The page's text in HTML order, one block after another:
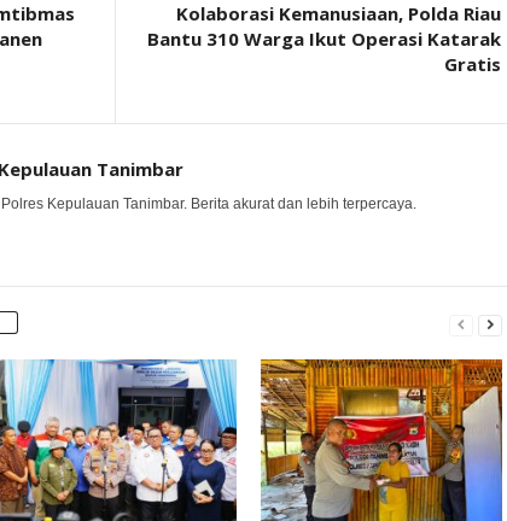
Kolaborasi Kemanusiaan, Polda Riau
Bantu 310 Warga Ikut Operasi Katarak
Gratis
Tanimbar
Kepulauan Tanimbar. Berita akurat dan lebih terpercaya.